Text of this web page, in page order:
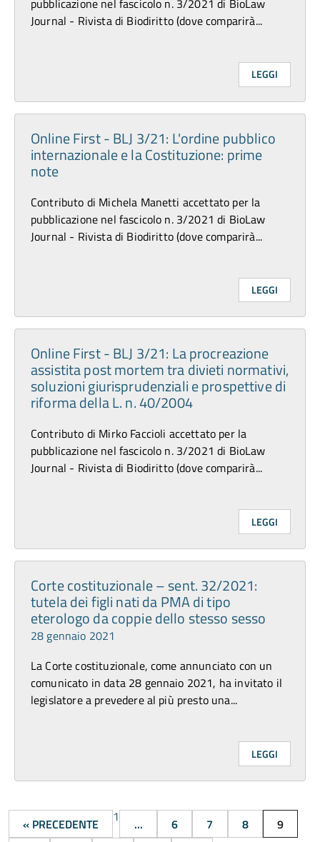
pubblicazione nel fascicolo n. 3/2021 di BioLaw
Journal - Rivista di Biodiritto (dove comparirà...
LEGGI
Online First - BLJ 3/21: L'ordine pubblico
internazionale e la Costituzione: prime
note
Contributo di Michela Manetti accettato per la
pubblicazione nel fascicolo n. 3/2021 di BioLaw
Journal - Rivista di Biodiritto (dove comparirà...
LEGGI
Online First - BLJ 3/21: La procreazione
assistita post mortem tra divieti normativi,
soluzioni giurisprudenziali e prospettive di
riforma della L. n. 40/2004
Contributo di Mirko Faccioli accettato per la
pubblicazione nel fascicolo n. 3/2021 di BioLaw
Journal - Rivista di Biodiritto (dove comparirà...
LEGGI
Corte costituzionale – sent. 32/2021:
tutela dei figli nati da PMA di tipo
eterologo da coppie dello stesso sesso
28 gennaio 2021
La Corte costituzionale, come annunciato con un
comunicato in data 28 gennaio 2021, ha invitato il
legislatore a prevedere al più presto una...
LEGGI
« PRECEDENTE 1 ... 6 7 8
9